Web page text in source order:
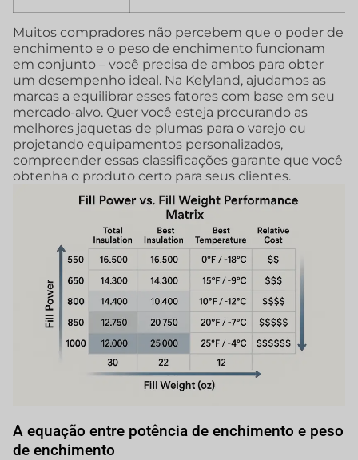
Muitos compradores não percebem que o poder de
enchimento e o peso de enchimento funcionam
em conjunto – você precisa de ambos para obter
um desempenho ideal. Na Kelyland, ajudamos as
marcas a equilibrar esses fatores com base em seu
mercado-alvo. Quer você esteja procurando as
melhores jaquetas de plumas para o varejo ou
projetando equipamentos personalizados,
compreender essas classificações garante que você
obtenha o produto certo para seus clientes.
A equação entre potência de enchimento e peso
de enchimento